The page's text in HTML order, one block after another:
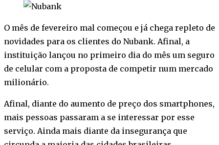
O mês de fevereiro mal começou e já chega repleto de
novidades para os clientes do Nubank. Afinal, a
instituição lançou no primeiro dia do mês um seguro
de celular com a proposta de competir num mercado
milionário.
Afinal, diante do aumento de preço dos smartphones,
mais pessoas passaram a se interessar por esse
serviço. Ainda mais diante da insegurança que